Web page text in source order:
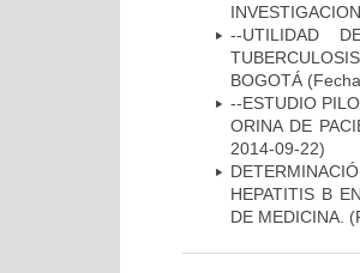
--UTILIDAD
BOGOTÁ
--ESTUDIO
ORINA DE
2014-09-22)
HEPATITIS B
DE MEDICINA.